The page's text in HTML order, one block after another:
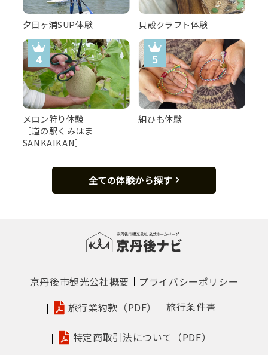
和牛ステーキ
夕日ヶ浦SUP体験 貝殻クラフト体験
メロン狩り体験
［道の駅くみはま
SANKAIKAN］
組ひも体験
全ての体験から探す
京丹後市観光公社概要
プライバシーポリシー
旅行業約款（PDF）
旅行条件書
特定商取引法について（PDF）